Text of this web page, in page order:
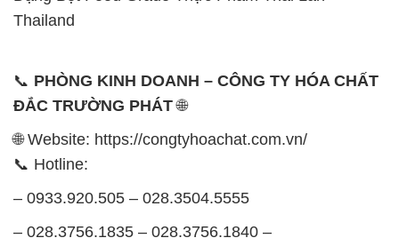
Thailand
📞 PHÒNG KINH DOANH – CÔNG TY HÓA CHẤT
ĐẮC TRƯỜNG PHÁT🌐
🌐 Website: https://congtyhoachat.com.vn/
📞 Hotline:
– 0933.920.505 – 028.3504.5555
– 028.3756.1835 – 028.3756.1840 –